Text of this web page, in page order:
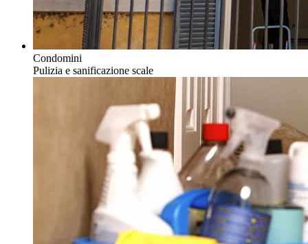
Condomini
Pulizia e sanificazione scale